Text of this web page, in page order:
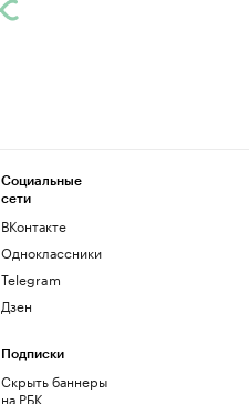
Социальные
сети
ВКонтакте
Одноклассники
Telegram
Дзен
Подписки
Скрыть баннеры
на РБК